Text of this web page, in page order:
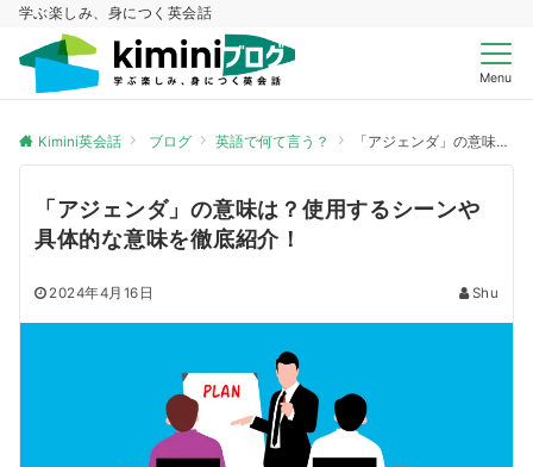
学ぶ楽しみ、身につく英会話
Menu
Kimini英会話 ブログ 英語で何て言う？ 「アジェンダ」の意味は？使用するシーンや具体的な意味を徹底紹介！
「アジェンダ」の意味は？使用するシーンや
具体的な意味を徹底紹介！
2024年4月16日 Shu